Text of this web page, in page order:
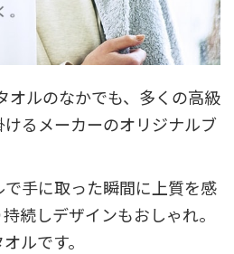
オルのなかでも、多くの高級
るメーカーのオリジナルブ
手に取った瞬間に上質を感
続しデザインもおしゃれ。
ルです。